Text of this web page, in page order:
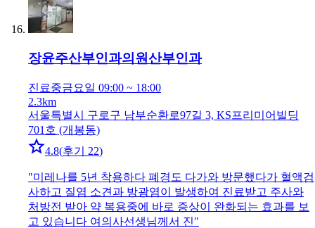
장윤주산부인과의원산부인과
진료중금요일 09:00 ~ 18:00
2.3km
서울특별시 구로구 남부순환로97길 3, KS프리미어빌딩
701호 (개봉동)
4.8(후기 22)
"미레나를 5년 착용하다 폐경도 다가와 방문했다가 혈액검
사하고 질염 소견과 방광염이 발생하여 진료받고 주사와
처방전 받아 약 복용중에 바로 증상이 완화되는 효과를 보
고 있습니다 여의사선생님께서 진"